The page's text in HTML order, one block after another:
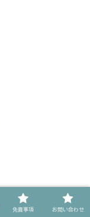
免責事項 お問い合わせ